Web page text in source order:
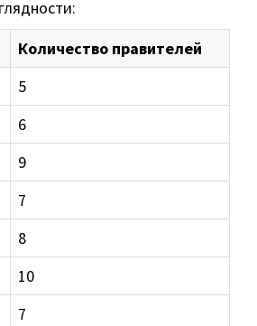
Количество правителей
5
6
9
7
8
10
7